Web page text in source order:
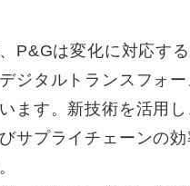
P&Gは変化に対応す
ジタルトランスフォ
ます。新技術を活用
サプライチェーンの